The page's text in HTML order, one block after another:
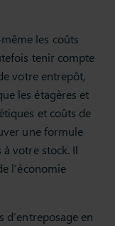
les coûts
tenir compte
votre entrepôt,
les étagères et
et coûts de
une formule
votre stock. Il
l’économie
en